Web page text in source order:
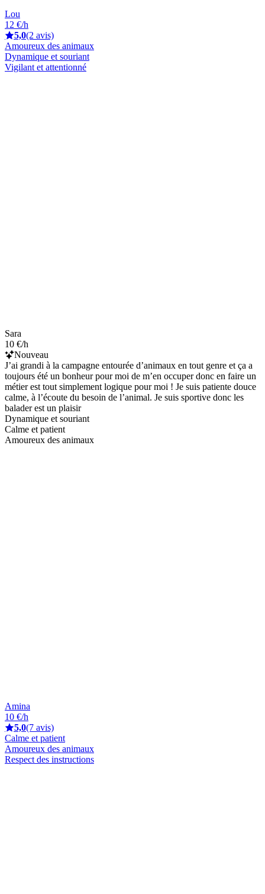
Lou
12 €/h
5,0(2 avis)
Amoureux des animaux
Dynamique et souriant
Vigilant et attentionné
Sara
10 €/h
Nouveau
J’ai grandi à la campagne entourée d’animaux en tout genre et ça a
toujours été un bonheur pour moi de m’en occuper donc en faire un
métier est tout simplement logique pour moi ! Je suis patiente douce
calme, à l’écoute du besoin de l’animal. Je suis sportive donc les
balader est un plaisir
Dynamique et souriant
Calme et patient
Amoureux des animaux
Amina
10 €/h
5,0(7 avis)
Calme et patient
Amoureux des animaux
Respect des instructions